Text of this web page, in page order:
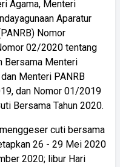
Agama, Menteri
Aparatur
Nomor
02/2020 tentang
Bersama Menteri
Menteri PANRB
dan Nomor 01/2019
Bersama Tahun 2020.
cuti bersama
26 - 29 Mei 2020
2020; libur Hari